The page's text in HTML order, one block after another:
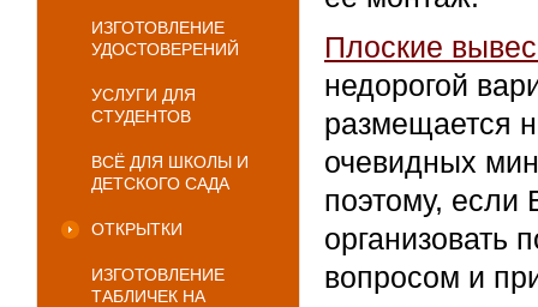
ИЗГОТОВЛЕНИЕ
УДОСТОВЕРЕНИЙ
УСЛУГИ ДЛЯ
СТУДЕНТОВ
ВСЁ ДЛЯ ШКОЛЫ И
ДЕТСКОГО САДА
ОТКРЫТКИ
ИЗГОТОВЛЕНИЕ
ТАБЛИЧЕК НА
Плоские
недорогой
размещается
очевидных
поэтому, если
организовать
вопросом и